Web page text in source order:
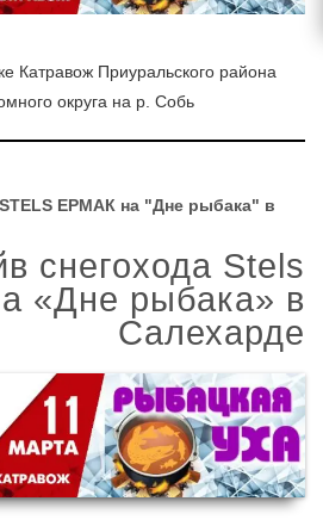
Катравож Приуральского района
округа на р. Собь
ЕРМАК на "Дне рыбака" в
снегохода Stels
«Дне рыбака» в
Салехарде